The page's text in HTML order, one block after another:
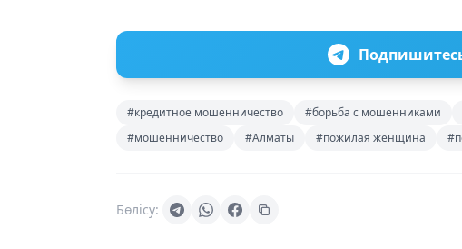
#кредитное мошенничество #борьба с мошенниками
#мошенничество
#Алматы #пожилая женщина
Бөлісу: